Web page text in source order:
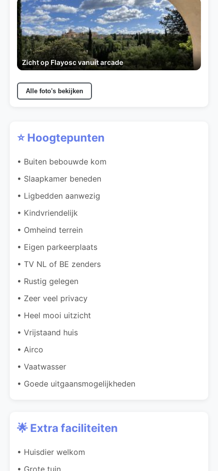
Zicht op Flayosc vanuit arcade
Alle foto's bekijken
⭐ Hoogtepunten
• Buiten bebouwde kom
• Slaapkamer beneden
• Ligbedden aanwezig
• Kindvriendelijk
• Omheind terrein
• Eigen parkeerplaats
• TV NL of BE zenders
• Rustig gelegen
• Zeer veel privacy
• Heel mooi uitzicht
• Vrijstaand huis
• Airco
• Vaatwasser
• Goede uitgaansmogelijkheden
🌟 Extra faciliteiten
• Huisdier welkom
• Grote tuin